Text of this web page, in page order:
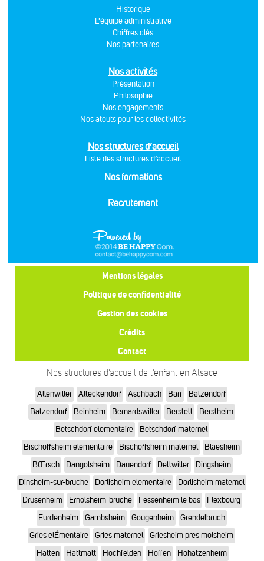
Historique
L'équipe administrative
Chiffres clés
Nos partenaires
Nos activités
Présentation
Philosophie
Nos engagements
Nos atouts pour les collectivités
Nos structures d’accueil
Liste des structures d’accueil
Nos formations
Recrutement
Mentions légales
Politique de confidentialité
Gestion des cookies
Crédits
Contact
Nos structures d’accueil de l’enfant en Alsace
Allenwiller Alteckendorf Aschbach Barr
Batzendorf
Batzendorf
Beinheim Bernardswiller Berstett
Berstheim
Betschdorf elementaire
Betschdorf maternel
Bischoffsheim elementaire
Bischoffsheim maternel
Blaesheim
BŒrsch
Dangolsheim Dauendorf Dettwiller
Dingsheim
Dinsheim-sur-bruche
Dorlisheim elementaire
Dorlisheim maternel
Drusenheim
Ernolsheim-bruche Fessenheim le bas
Flexbourg
Furdenheim
Gambsheim Gougenheim
Grendelbruch
Gries elÉmentaire
Gries maternel
Griesheim pres molsheim
Hatten
Hattmatt Hochfelden Hoffen
Hohatzenheim